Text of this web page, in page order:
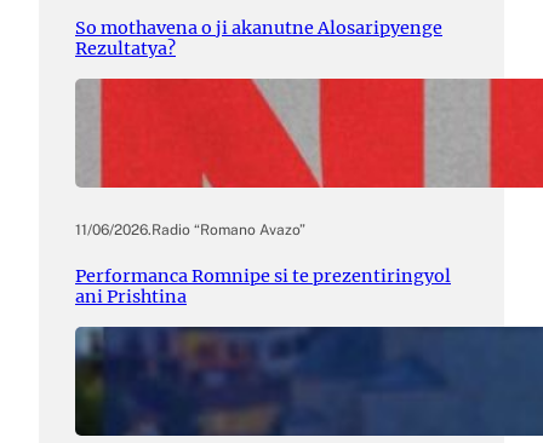
So mothavena o ji akanutne Alosaripyenge
Rezultatya?
11/06/2026.Radio “Romano Avazo”
Performanca Romnipe si te prezentiringyol
ani Prishtina